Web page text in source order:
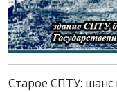
Старое СПТУ: